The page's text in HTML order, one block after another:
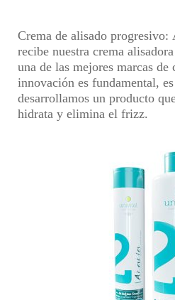
Crema de alisado progresivo:
recibe nuestra crema
una de las mejores marcas
innovación es fundamental,
desarrollamos un producto
hidrata y elimina el frizz.